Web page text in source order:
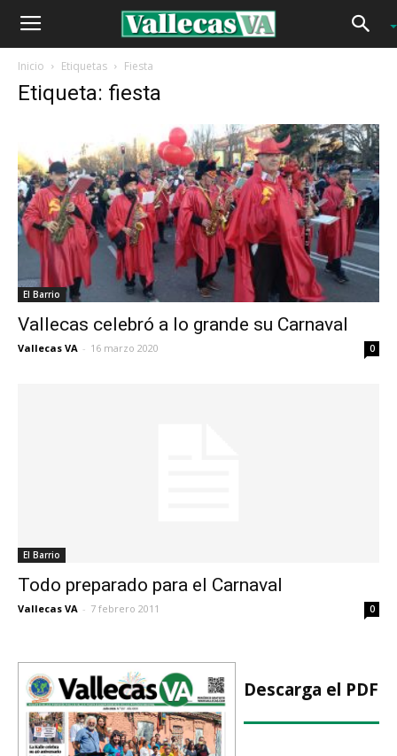
Inicio Etiquetas Fiesta
Etiqueta: fiesta
El Barrio
Vallecas celebró a lo grande su Carnaval
Vallecas VA - 16 marzo 2020 0
El Barrio
Todo preparado para el Carnaval
Vallecas VA - 7 febrero 2011 0
Descarga el PDF